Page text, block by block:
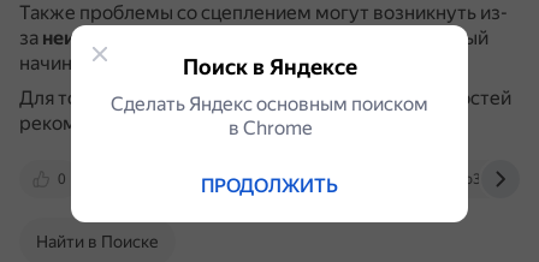
Также проблемы со сцеплением могут возникнуть из-
за неисправного выжимного подшипника
, который
начинает «грызть» нажимные лепестки корзины.
Для точной диагностики и устранения неисправностей
рекомендуется обратиться к специалисту.
0 dzen.ru www.kolesa.ru auto3n.ru
Найти в Поиске
Поиск в Яндексе
Сделать Яндекс основным поиском
в Сhrome
ПРОДОЛЖИТЬ